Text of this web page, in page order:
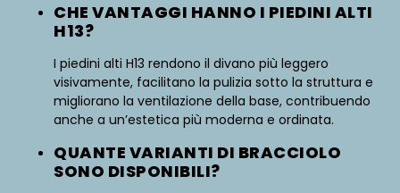
CHE VANTAGGI HANNO I PIEDINI ALTI
H13?
I piedini alti H13 rendono il divano più leggero
visivamente, facilitano la pulizia sotto la struttura e
migliorano la ventilazione della base, contribuendo
anche a un’estetica più moderna e ordinata.
QUANTE VARIANTI DI BRACCIOLO
SONO DISPONIBILI?